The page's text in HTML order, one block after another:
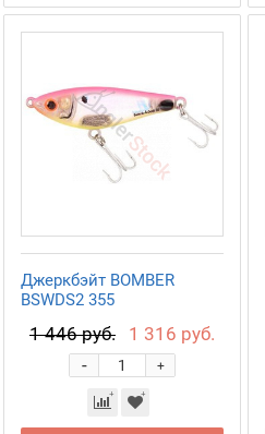
Джеркбэйт BOMBER
BSWDS2 355
1 446 руб. 1 316 руб.
+
-